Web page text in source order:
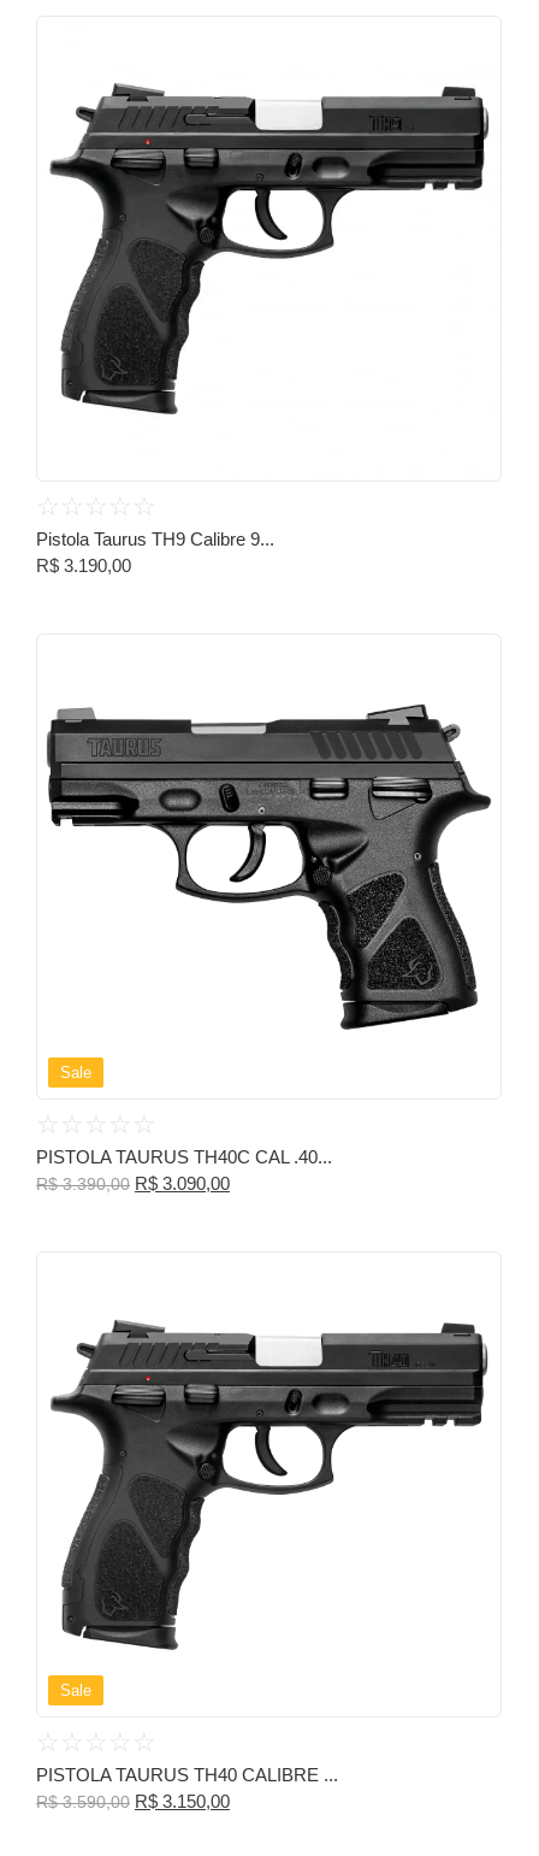
☆ ☆ ☆ ☆ ☆
Pistola Taurus TH9 Calibre 9...
R$ 3.190,00
Sale
☆ ☆ ☆ ☆ ☆
PISTOLA TAURUS TH40C CAL .40...
R$3.390,00 R$ 3.090,00
Sale
☆ ☆ ☆ ☆ ☆
PISTOLA TAURUS TH40 CALIBRE ...
R$3.590,00 R$ 3.150,00